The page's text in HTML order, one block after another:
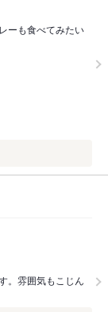
ーも食べてみたい
。雰囲気もこじん